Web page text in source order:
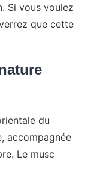
Si vous voulez
que cette
du
accompagnée
Le musc